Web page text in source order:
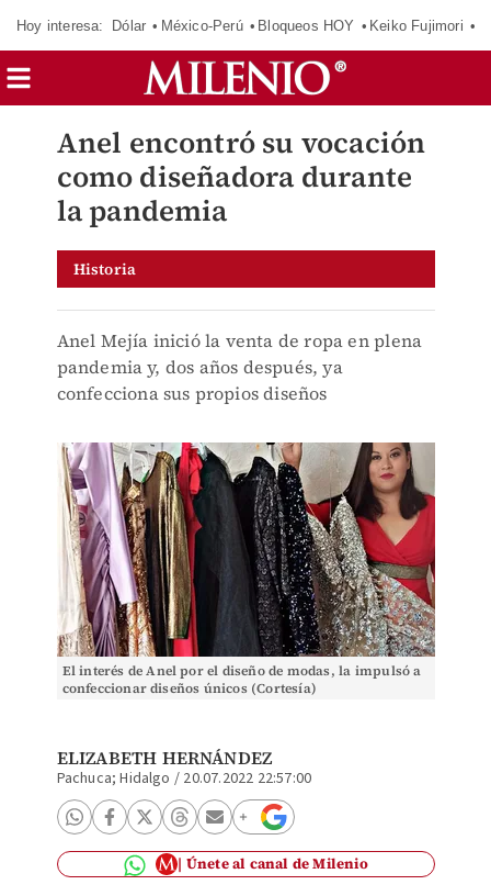
Hoy interesa: Dólar México-Perú Bloqueos HOY Keiko Fujimori
Anel encontró su vocación
como diseñadora durante
la pandemia
Historia
Anel Mejía inició la venta de ropa en plena
pandemia y, dos años después, ya
confecciona sus propios diseños
El interés de Anel por el diseño de modas, la impulsó a
confeccionar diseños únicos (Cortesía)
ELIZABETH HERNÁNDEZ
Pachuca; Hidalgo / 20.07.2022 22:57:00
Únete al canal de Milenio